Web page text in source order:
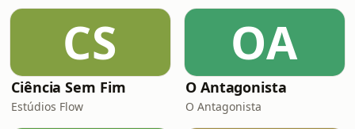
CS
Ciência Sem Fim
Estúdios Flow
OA
O Antagonista
O Antagonista